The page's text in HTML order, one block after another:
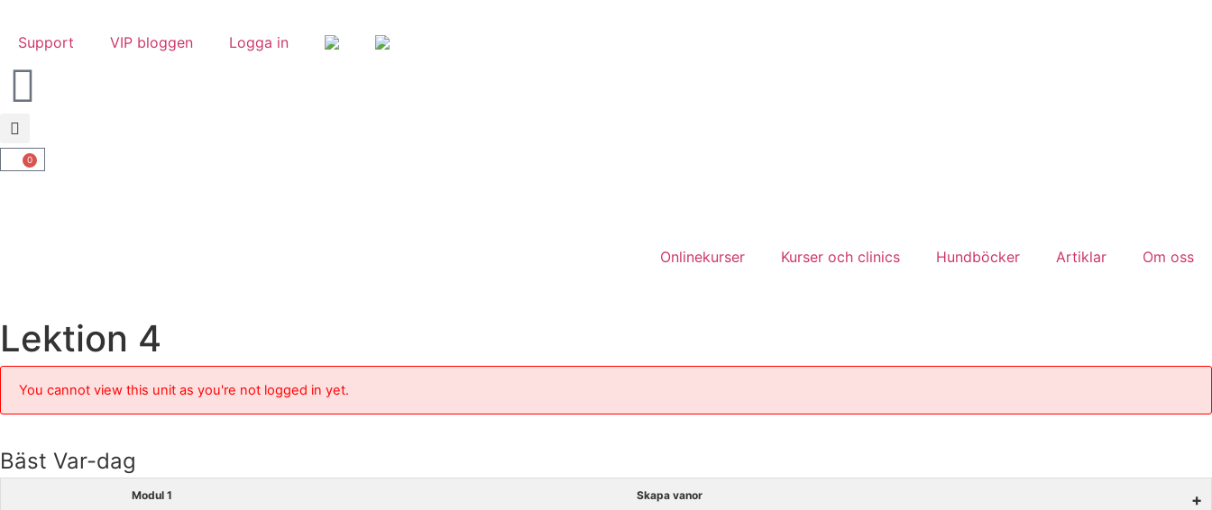
Support VIP bloggen Logga in
0
Onlinekurser Kurser och clinics Hundböcker Artiklar Om oss
Lektion 4
You cannot view this unit as you're not logged in yet.
Bäst Var-dag
Modul 1 Skapa vanor +